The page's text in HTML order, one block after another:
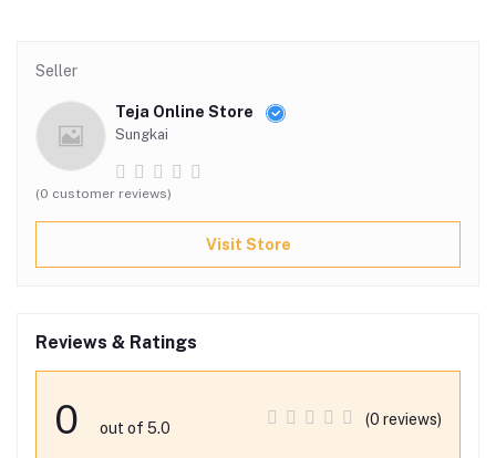
Seller
Teja Online Store
Sungkai
(0 customer reviews)
Visit Store
Reviews & Ratings
0 out of 5.0
(0 reviews)